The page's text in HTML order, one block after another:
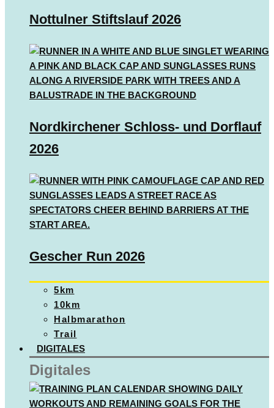
Nottulner Stiftslauf 2026
Nordkirchener Schloss- und Dorflauf
2026
Gescher Run 2026
5km
10km
Halbmarathon
Trail
DIGITALES
Digitales